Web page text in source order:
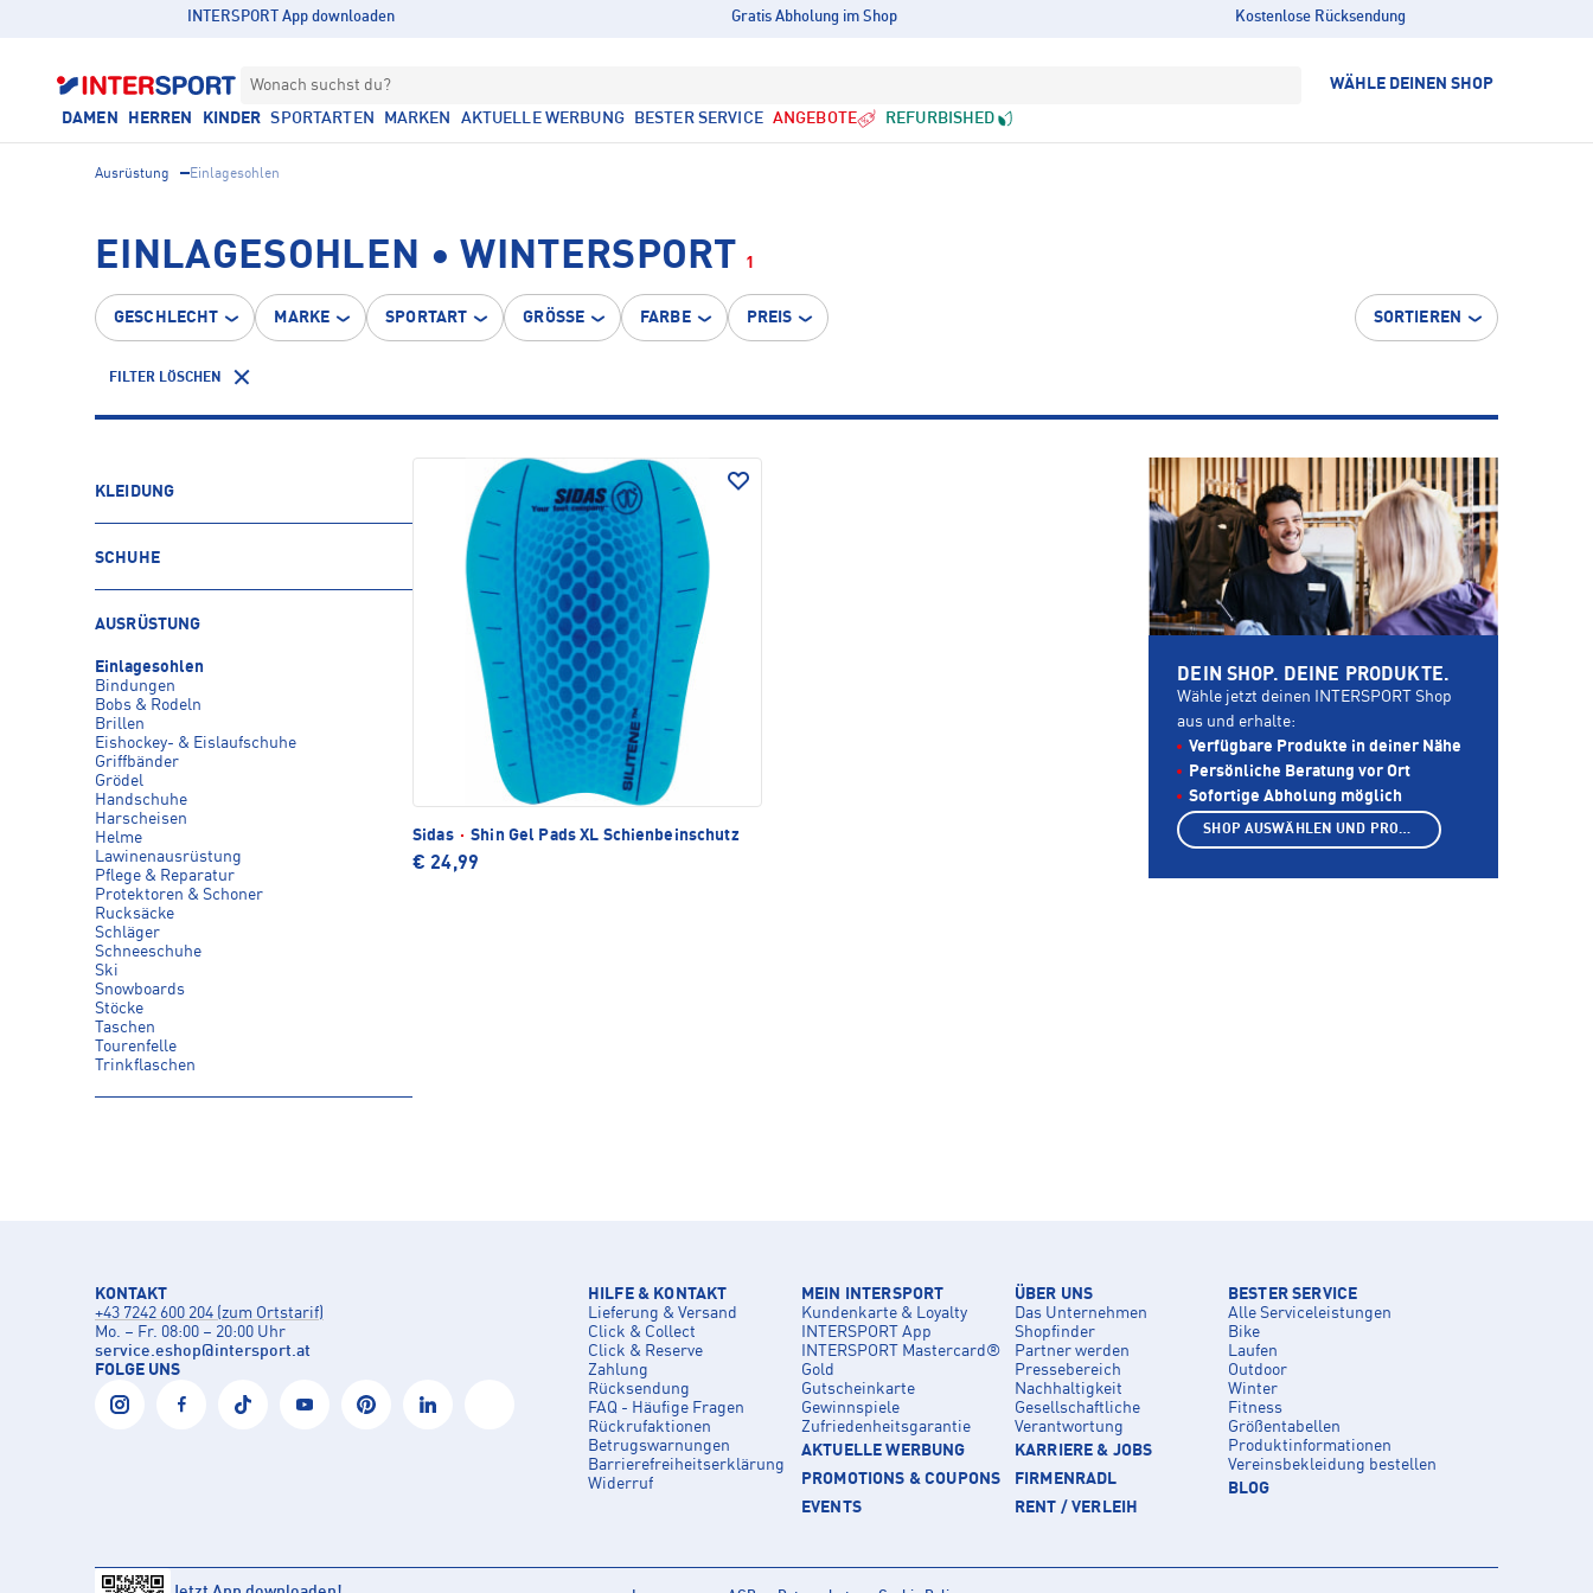
INTERSPORT App downloaden Gratis Abholung im Shop Kostenlose Rücksendung
Wonach suchst du? WÄHLE DEINEN SHOP
DAMEN HERREN KINDER SPORTARTEN MARKEN AKTUELLE WERBUNG BESTER SERVICE ANGEBOTE REFURBISHED
Ausrüstung Einlagesohlen
EINLAGESOHLEN • WINTERSPORT 1
GESCHLECHT MARKE SPORTART GRÖSSE FARBE PREIS SORTIEREN
FILTER LÖSCHEN
KLEIDUNG
SCHUHE
AUSRÜSTUNG
Einlagesohlen
Bindungen
Bobs & Rodeln
Brillen
Eishockey- & Eislaufschuhe
Griffbänder
Grödel
Handschuhe
Harscheisen
Helme
Lawinenausrüstung
Pflege & Reparatur
Protektoren & Schoner
Rucksäcke
Schläger
Schneeschuhe
Ski
Snowboards
Stöcke
Taschen
Tourenfelle
Trinkflaschen
Sidas · Shin Gel Pads XL Schienbeinschutz
€ 24,99
DEIN SHOP. DEINE PRODUKTE.
Wähle jetzt deinen INTERSPORT Shop
aus und erhalte:
Verfügbare Produkte in deiner Nähe
Persönliche Beratung vor Ort
Sofortige Abholung möglich
SHOP AUSWÄHLEN UND PRODUKTE ANZEIGEN
KONTAKT
+43 7242 600 204 (zum Ortstarif)
Mo. – Fr. 08:00 – 20:00 Uhr
service.eshop@intersport.at
FOLGE UNS
HILFE & KONTAKT
Lieferung & Versand
Click & Collect
Click & Reserve
Zahlung
Rücksendung
FAQ - Häufige Fragen
Rückrufaktionen
Betrugswarnungen
Barrierefreiheitserklärung
Widerruf
MEIN INTERSPORT
Kundenkarte & Loyalty
INTERSPORT App
INTERSPORT Mastercard®
Gold
Gutscheinkarte
Gewinnspiele
Zufriedenheitsgarantie
AKTUELLE WERBUNG
PROMOTIONS & COUPONS
EVENTS
ÜBER UNS
Das Unternehmen
Shopfinder
Partner werden
Pressebereich
Nachhaltigkeit
Gesellschaftliche
Verantwortung
KARRIERE & JOBS
FIRMENRADL
RENT / VERLEIH
BESTER SERVICE
Alle Serviceleistungen
Bike
Laufen
Outdoor
Winter
Fitness
Größentabellen
Produktinformationen
Vereinsbekleidung bestellen
BLOG